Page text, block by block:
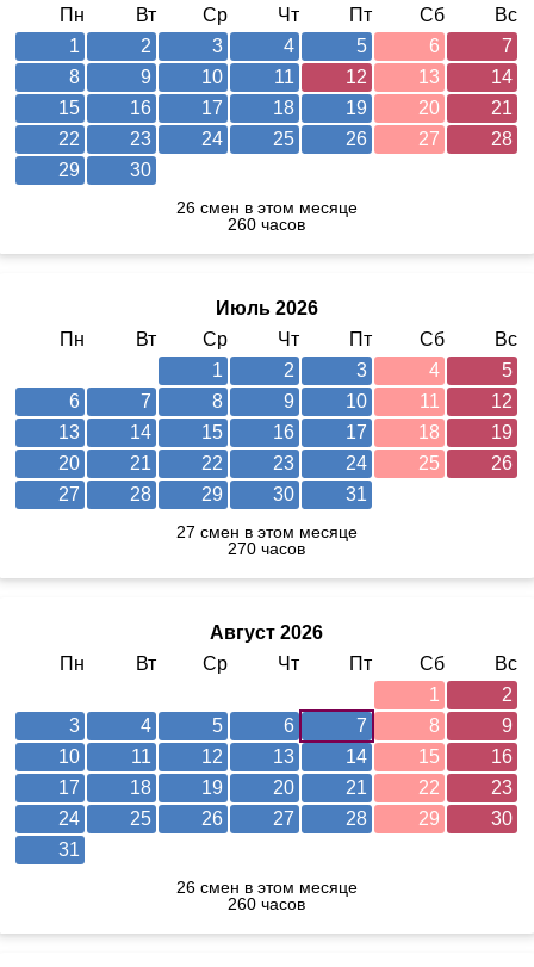
Пн
Вт Ср Чт Пт Сб
Вс
1
2 3 4 5 6
7
8
9 10 11 12 13
14
15
16 17 18 19 20
21
22
23 24 25 26 27
28
29
30
26 смен в этом месяце
260 часов
Июль 2026
Пн
Вт Ср Чт Пт Сб
Вс
1
2 3 4
5
6
7 8 9 10 11
12
13
14 15 16 17 18
19
20
21 22 23 24 25
26
27
28 29 30 31
27 смен в этом месяце
270 часов
Август 2026
Пн
Вт Ср Чт Пт Сб
Вс
1
2
3
4 5 6 7 8
9
10
11 12 13 14 15
16
17
18 19 20 21 22
23
24
25 26 27 28 29
30
31
26 смен в этом месяце
260 часов